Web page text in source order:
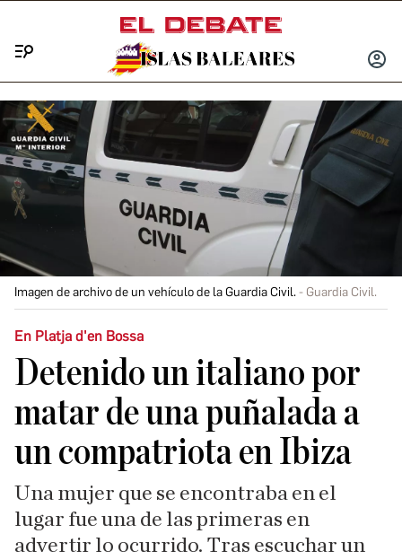
INICIAR
Imagen de archivo de un vehículo de la Guardia Civil. Guardia Civil.
En Platja d'en Bossa
Detenido un italiano por
matar de una puñalada a
un compatriota en Ibiza
Una mujer que se encontraba en el
lugar fue una de las primeras en
advertir lo ocurrido. Tras escuchar un